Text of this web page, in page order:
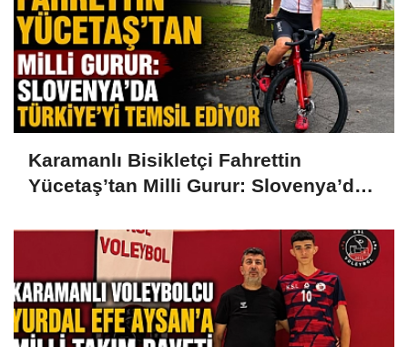
Karamanlı Bisikletçi Fahrettin
Yücetaş’tan Milli Gurur: Slovenya’da